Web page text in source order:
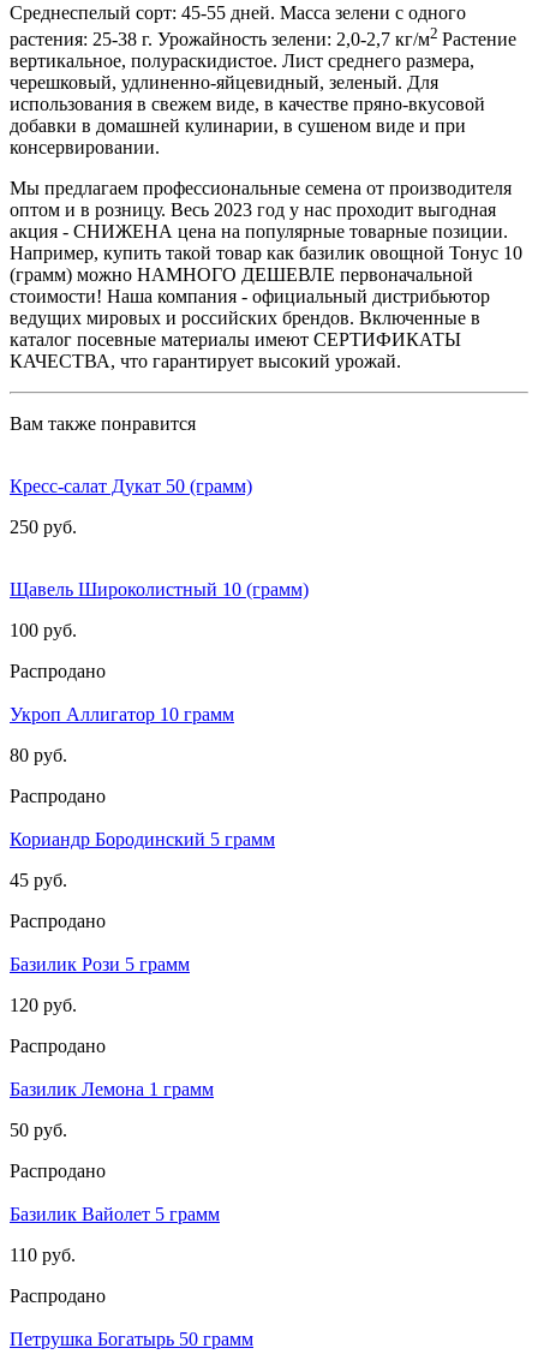
Среднеспелый сорт: 45-55 дней. Масса зелени с одного
растения: 25-38 г. Урожайность зелени: 2,0-2,7 кг/м2 Растение
вертикальное, полураскидистое. Лист среднего размера,
черешковый, удлиненно-яйцевидный, зеленый. Для
использования в свежем виде, в качестве пряно-вкусовой
добавки в домашней кулинарии, в сушеном виде и при
консервировании.
Мы предлагаем профессиональные семена от производителя
оптом и в розницу. Весь 2023 год у нас проходит выгодная
акция - СНИЖЕНА цена на популярные товарные позиции.
Например, купить такой товар как базилик овощной Тонус 10
(грамм) можно НАМНОГО ДЕШЕВЛЕ первоначальной
стоимости! Наша компания - официальный дистрибьютор
ведущих мировых и российских брендов. Включенные в
каталог посевные материалы имеют СЕРТИФИКАТЫ
КАЧЕСТВА, что гарантирует высокий урожай.
Вам также понравится
Кресс-салат Дукат 50 (грамм)
250 руб.
Щавель Широколистный 10 (грамм)
100 руб.
Распродано
Укроп Аллигатор 10 грамм
80 руб.
Распродано
Кориандр Бородинский 5 грамм
45 руб.
Распродано
Базилик Рози 5 грамм
120 руб.
Распродано
Базилик Лемона 1 грамм
50 руб.
Распродано
Базилик Вайолет 5 грамм
110 руб.
Распродано
Петрушка Богатырь 50 грамм